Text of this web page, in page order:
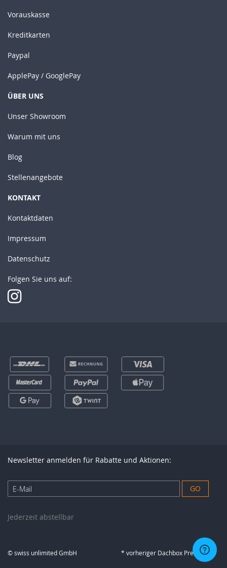
Vorauskasse
Kreditkarten
Paypal
ApplePay / GooglePay
ÜBER UNS
Unser Showroom
Warum mit uns
Blog
Stellenangebote
KONTAKT
Kontaktdaten
Impressum
Datenschutz
Folgen Sie uns auf:
Newsletter anmelden für Rabatte und Aktionen:
Anmeldung
zum
GO
Jederzeit abstellbar
© swiss unlimited GmbH * vorheriger Dachbox Preis